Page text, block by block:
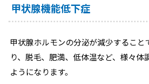
甲状腺機能低下症
甲状腺ホルモンの分泌が減少すること
り、脱毛、肥満、低体温など、様々体
ようになります。